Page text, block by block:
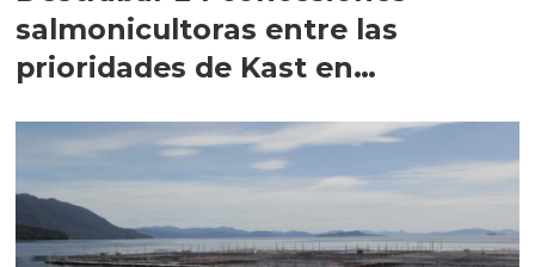
salmonicultoras entre las
prioridades de Kast en